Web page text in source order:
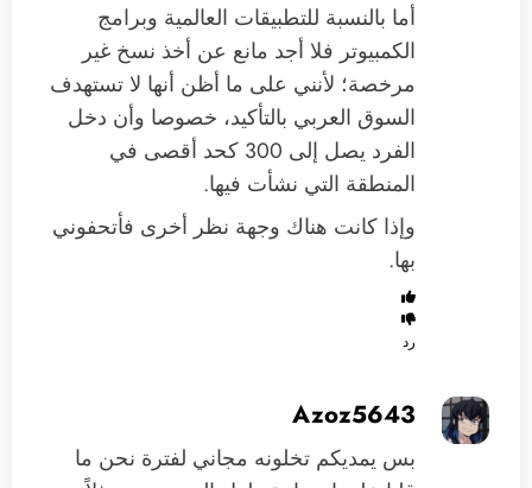
أما بالنسبة للتطبيقات العالمية وبرامج
الكمبيوتر فلا أجد مانع عن أخذ نسخ غير
مرخصة؛ لأنني على ما أظن أنها لا تستهدف
السوق العربي بالتأكيد، خصوصا وأن دخل
الفرد يصل إلى 300 كحد أقصى في
المنطقة التي نشأت فيها.
وإذا كانت هناك وجهة نظر أخرى فأتحفوني
بها.
رد
Azoz5643
بس يمديكم تخلونه مجاني لفترة نحن ما